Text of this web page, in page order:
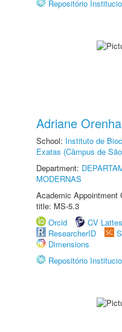
Repositório
Adriane
School: Instituto de
Exatas (Câmpus de
Department:
MODERNAS
Academic Appointment
title: MS-5.3
Orcid
CV Lattes
ResearcherID
Dimensions
Repositório